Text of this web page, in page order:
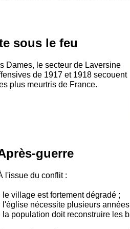
sous le feu
Dames, le secteur de Laversine
de 1917 et 1918 secouent
plus meurtris de France.
guerre
l'issue du conflit :
le village est fortement dégradé ;
l'église nécessite plusieurs
la population doit reconstruire les